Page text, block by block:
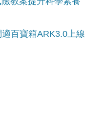
百寶箱ARK3.0上線